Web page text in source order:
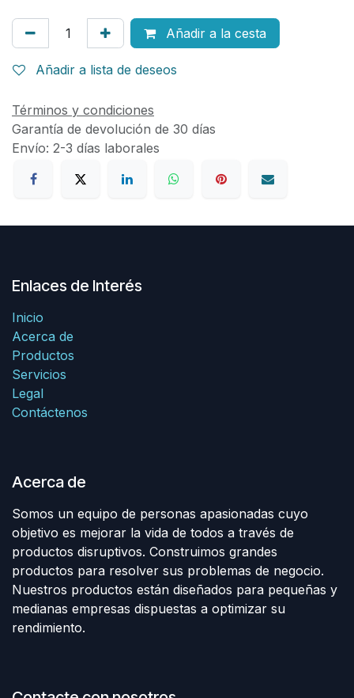
Añadir a la cesta
Añadir a lista de deseos
Términos y condiciones
Garantía de devolución de 30 días
Envío: 2-3 días laborales
Enlaces de Interés
Inicio
Acerca de
Productos
Servicios
Legal
Contáctenos
Acerca de
Somos un equipo de personas apasionadas cuyo
objetivo es mejorar la vida de todos a través de
productos disruptivos. Construimos grandes
productos para resolver sus problemas de negocio.
Nuestros productos están diseñados para pequeñas y
medianas empresas dispuestas a optimizar su
rendimiento.